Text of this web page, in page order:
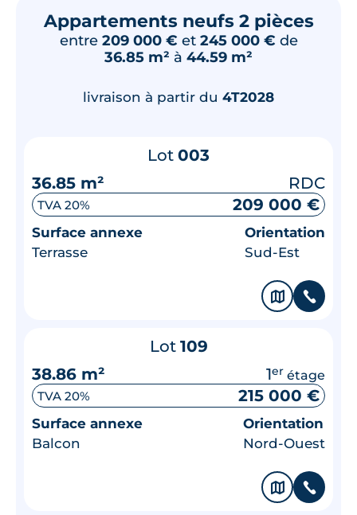
Appartements neufs 2 pièces
entre 209 000 € et 245 000 € de
36.85 m² à 44.59 m²
livraison à partir du 4T2028
Lot 003
36.85 m²
RDC
TVA 20% 209 000 €
Surface annexe
Terrasse
Orientation
Sud-Est
🗞 📞
Lot 109
38.86 m²
1er étage
TVA 20% 215 000 €
Surface annexe
Balcon
Orientation
Nord-Ouest
🗞 📞